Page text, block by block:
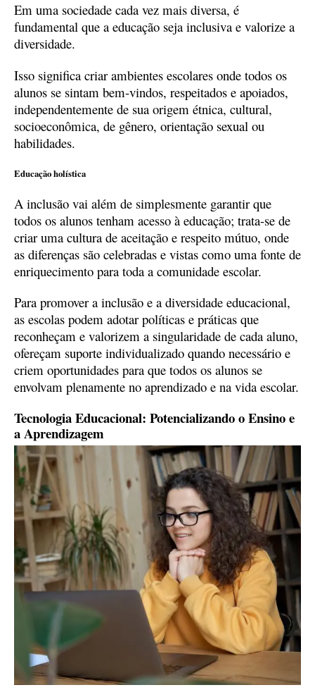
Em uma sociedade cada vez mais diversa, é
fundamental que a educação seja inclusiva e valorize a
diversidade.
Isso significa criar ambientes escolares onde todos os
alunos se sintam bem-vindos, respeitados e apoiados,
independentemente de sua origem étnica, cultural,
socioeconômica, de gênero, orientação sexual ou
habilidades.
Educação holística
A inclusão vai além de simplesmente garantir que
todos os alunos tenham acesso à educação; trata-se de
criar uma cultura de aceitação e respeito mútuo, onde
as diferenças são celebradas e vistas como uma fonte de
enriquecimento para toda a comunidade escolar.
Para promover a inclusão e a diversidade educacional,
as escolas podem adotar políticas e práticas que
reconheçam e valorizem a singularidade de cada aluno,
ofereçam suporte individualizado quando necessário e
criem oportunidades para que todos os alunos se
envolvam plenamente no aprendizado e na vida escolar.
Tecnologia Educacional: Potencializando o Ensino e
a Aprendizagem